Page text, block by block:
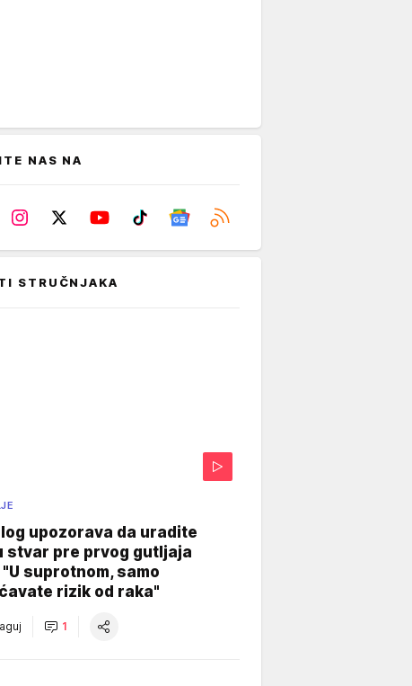
NAS NA
STRUČNJAKA
upozorava da uradite
stvar pre prvog gutljaja
suprotnom, samo
rizik od raka"
1